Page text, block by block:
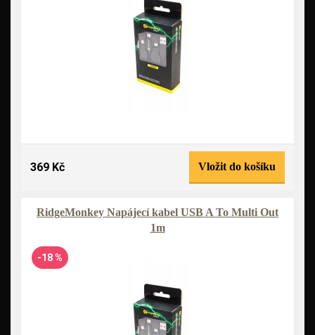
369 Kč Vložit do košíku
RidgeMonkey Napájecí kabel USB A To Multi Out
1m
-18 %